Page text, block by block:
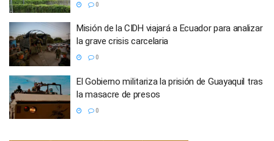
0
Misión de la CIDH viajará a Ecuador para analizar
la grave crisis carcelaria
0
El Gobierno militariza la prisión de Guayaquil tras
la masacre de presos
0